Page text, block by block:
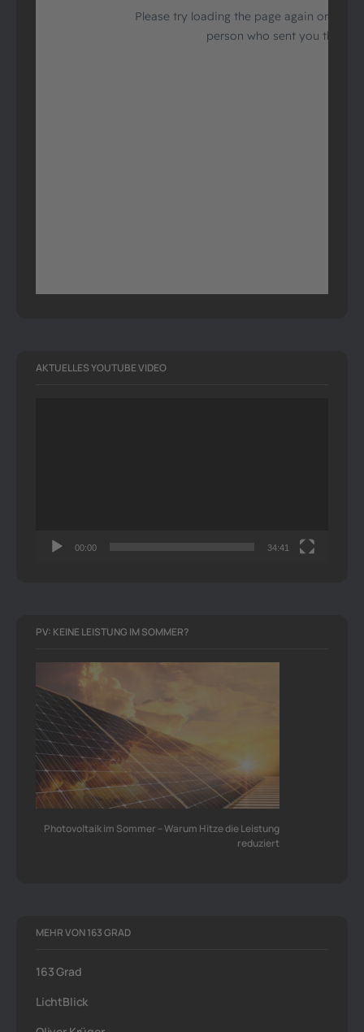
AKTUELLES YOUTUBE VIDEO
00:00 34:41
PV: KEINE LEISTUNG IM SOMMER?
Photovoltaik im Sommer – Warum Hitze die Leistung
reduziert
MEHR VON 163 GRAD
163 Grad
LichtBlick